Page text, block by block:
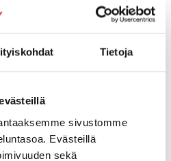
Tietoja
sivustomme
Evästeillä
sekä